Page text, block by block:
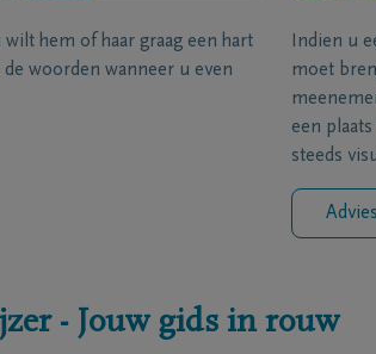
hem of haar graag een hart
woorden wanneer u even
Indien u
moet
een
steeds
- Jouw gids in rouw